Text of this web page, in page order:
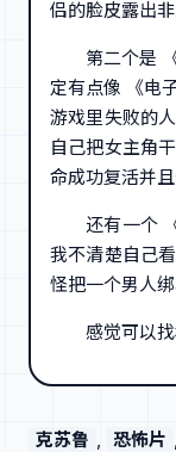
侣的脸皮露出
第二个是
定有点像 《电
游戏里失败的
自己把女主角
命成功复活并且
还有一个
我不清楚自己
怪把一个男人
感觉可以
克苏鲁 , 恐怖片 ,